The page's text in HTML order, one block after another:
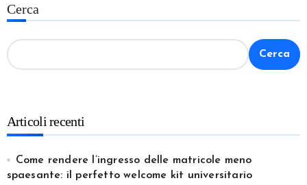
Cerca
Cerca
Articoli recenti
Come rendere l’ingresso delle matricole meno
spaesante: il perfetto welcome kit universitario